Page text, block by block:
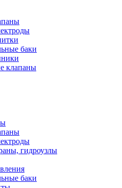
баки
клапаны
гидроузлы
баки